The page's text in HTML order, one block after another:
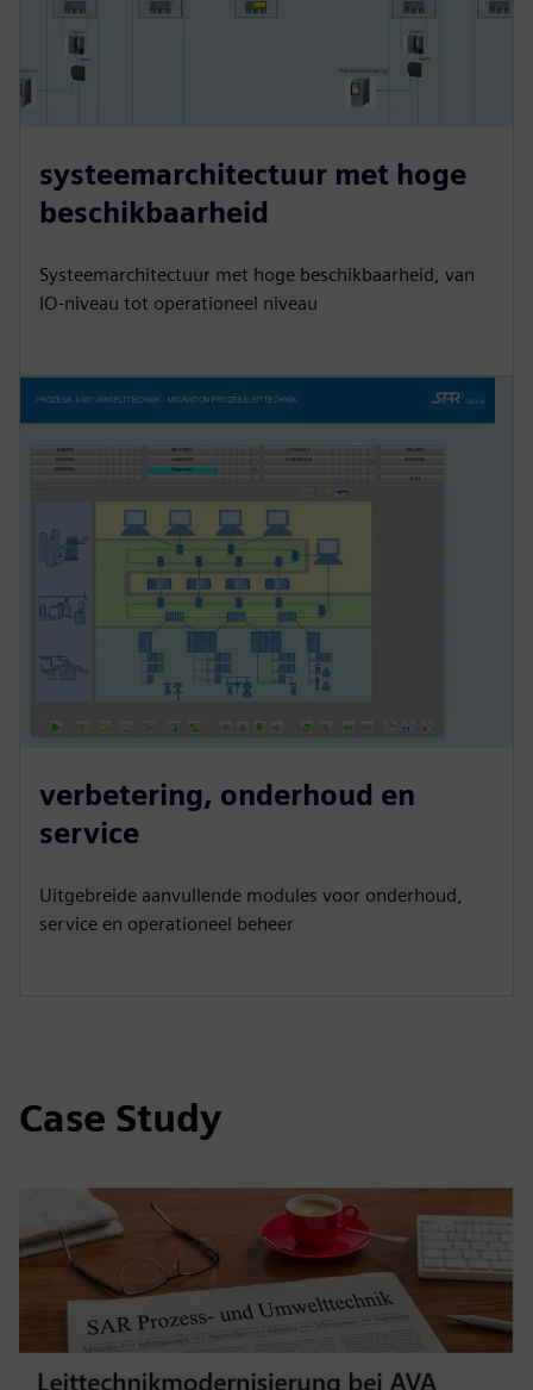
systeemarchitectuur met hoge
beschikbaarheid
Systeemarchitectuur met hoge beschikbaarheid, van
IO-niveau tot operationeel niveau
verbetering, onderhoud en
service
Uitgebreide aanvullende modules voor onderhoud,
service en operationeel beheer
Case Study